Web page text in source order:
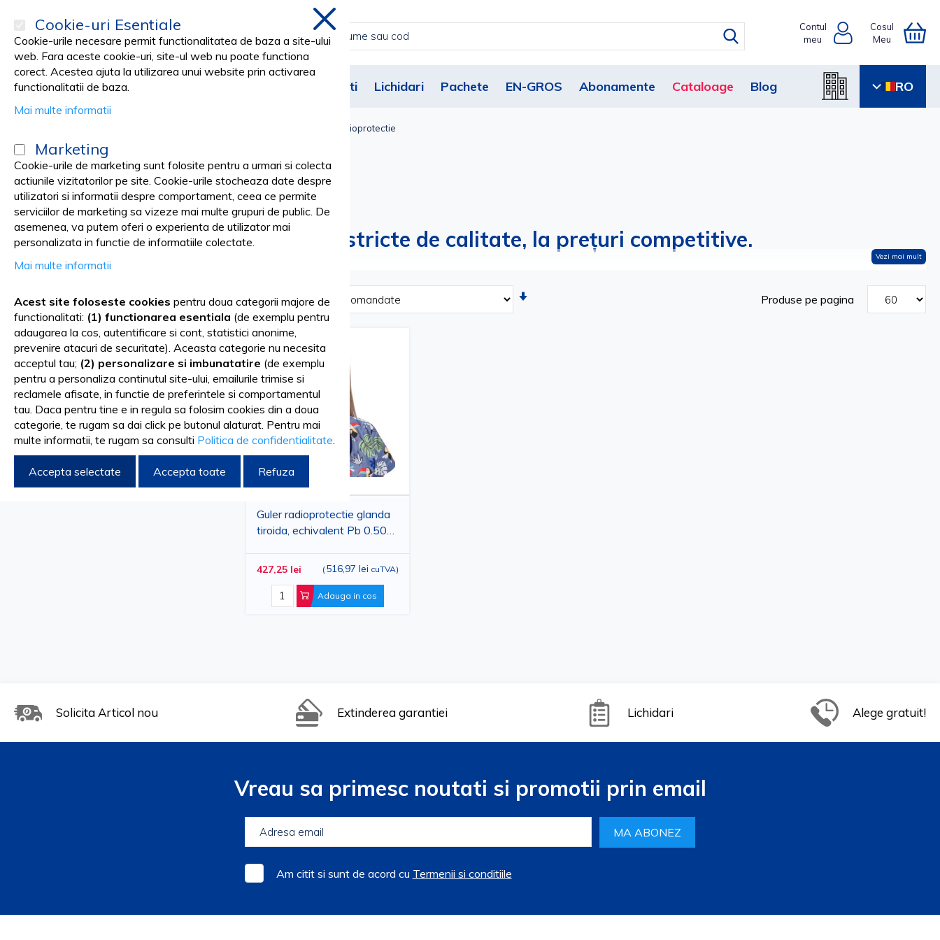
Contul
meu
RO
Cosul
Meu
PRODUSE Noutati Lichidari Pachete EN-GROS Abonamente Cataloage Blog
Guler radioprotectie
Guler radioprotectie
Guler radioprotecție - standarde stricte de calitate, la prețuri competitive.
Vezi mai mult
Sortare dupa Produse pe pagina
Guler radioprotectie glanda
tiroida, echivalent Pb 0.50
427,25 lei ( 516,97 lei cuTVA)
Adauga in cos
COMPARA PRODUSE
Nu aveti produse de comparat.
Solicita Articol nou Extinderea garantiei Lichidari Alege gratuit!
Vreau sa primesc noutati si promotii prin email
MA ABONEZ
Am citit si sunt de acord cu Termenii si conditiile
inchide
Cookie-uri Esentiale
Cookie-urile necesare permit functionalitatea de baza a site-ului
web. Fara aceste cookie-uri, site-ul web nu poate functiona
corect. Acestea ajuta la utilizarea unui website prin activarea
functionalitatii de baza.
Mai multe informatii
Marketing
Cookie-urile de marketing sunt folosite pentru a urmari si colecta
actiunile vizitatorilor pe site. Cookie-urile stocheaza date despre
utilizatori si informatii despre comportament, ceea ce permite
serviciilor de marketing sa vizeze mai multe grupuri de public. De
asemenea, va putem oferi o experienta de utilizator mai
personalizata in functie de informatiile colectate.
Mai multe informatii
Acest site foloseste cookies pentru doua categorii majore de
functionalitati: (1) functionarea esentiala (de exemplu pentru
adaugarea la cos, autentificare si cont, statistici anonime,
prevenire atacuri de securitate). Aceasta categorie nu necesita
acceptul tau; (2) personalizare si imbunatatire (de exemplu
pentru a personaliza continutul site-ului, emailurile trimise si
reclamele afisate, in functie de preferintele si comportamentul
tau. Daca pentru tine e in regula sa folosim cookies din a doua
categorie, te rugam sa dai click pe butonul alaturat. Pentru mai
multe informatii, te rugam sa consulti Politica de confidentialitate.
Accepta selectate Accepta toate Refuza